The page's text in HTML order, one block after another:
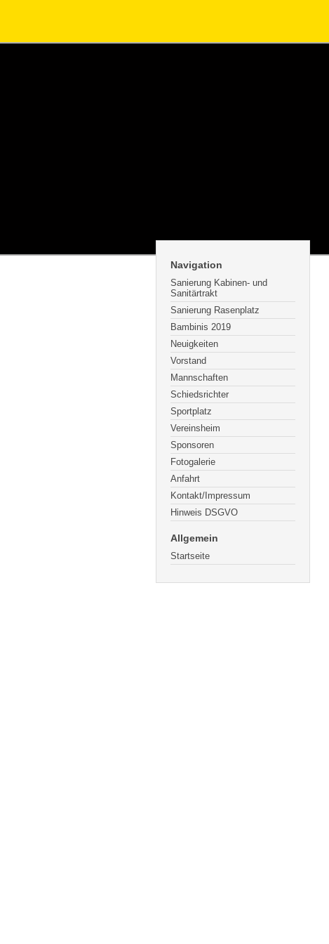
Navigation
Sanierung Kabinen- und
Sanitärtrakt
Sanierung Rasenplatz
Bambinis 2019
Neuigkeiten
Vorstand
Mannschaften
Schiedsrichter
Sportplatz
Vereinsheim
Sponsoren
Fotogalerie
Anfahrt
Kontakt/Impressum
Hinweis DSGVO
Allgemein
Startseite